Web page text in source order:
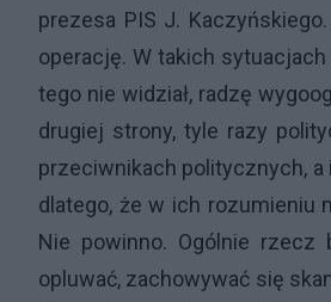
prezesa PIS J.
operację. W takich
tego nie widział, radzę
drugiej strony, tyle razy
przeciwnikach politycznych, a
dlatego, że w ich rozumieniu
Nie powinno. Ogólnie rzecz
opluwać, zachowywać się